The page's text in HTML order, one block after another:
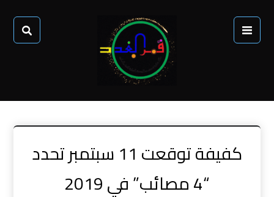
كفيفة توقعت 11 سبتمبر تحدد
“4 مصائب” في 2019